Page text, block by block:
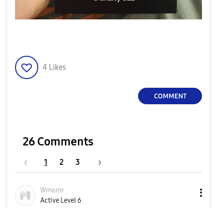
4 Likes
COMMENT
26 Comments
1 2 3
Wmomr
Active Level 6